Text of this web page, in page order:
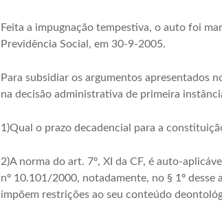
Feita a impugnação tempestiva, o auto foi
Previdência Social, em 30-9-2005.
Para subsidiar os argumentos apresentados
na decisão administrativa de primeira
1)Qual o prazo decadencial para a
2)A norma do art. 7º, XI da CF, é auto-
nº 10.101/2000, notadamente, no § 1º
impõem restrições ao seu conteúdo